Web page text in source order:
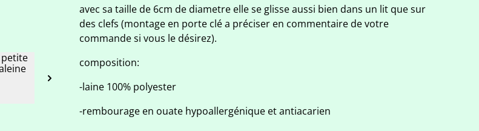
avec sa taille de 6cm de diametre elle se glisse aussi bien dans un lit que sur
des clefs (montage en porte clé a préciser en commentaire de votre
commande si vous le désirez).
composition:
-laine 100% polyester
-rembourage en ouate hypoallergénique et antiacarien